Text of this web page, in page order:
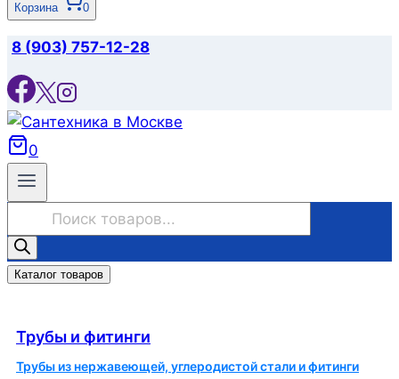
Корзина 0
8 (903) 757-12-28
0
товаров
Каталог товаров
Трубы и фитинги
Трубы из нержавеющей, углеродистой стали и фитинги